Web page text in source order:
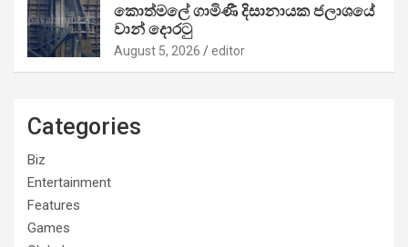
කොත්මලේ ගාමිණී දිසානායක ජලාශයේ
වාන් දොරටු
August 5, 2026 editor
Categories
Biz
Entertainment
Features
Games